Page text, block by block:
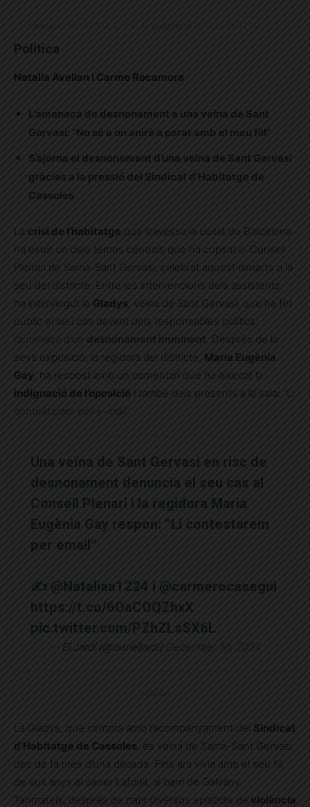
Política
Natalia Avellan i Carme Rocamora
L’amenaça de desnonament a una veïna de Sant
Gervasi: “No sé a on aniré a parar amb el meu fill”
S’ajorna el desnonament d’una veïna de Sant Gervasi
gràcies a la pressió del Sindicat d’Habitatge de
Cassoles
La crisi de l’habitatge que travessa la ciutat de Barcelona
ha estat un dels temes centrals que ha copsat el Consell
Plenari de Sarrià-Sant Gervasi, celebrat aquest dimarts a la
seu del districte. Entre les intervencions dels assistents,
ha intervingut la Gladys, veïna de Sant Gervasi, que ha fet
públic el seu cas davant dels responsables polítics:
l’amenaça d’un desnonament imminent. Després de la
seva exposició, la regidora del districte, Maria Eugènia
Gay, ha respost amb un comentari que ha aixecat la
indignació de l’oposició i també dels presents a la sala: “Li
contestarem per e-mail”
Una veïna de Sant Gervasi en risc de
desnonament denuncia el seu cas al
Consell Plenari i la regidora Maria
Eugènia Gay respon: “Li contestarem
per email”
✍️ @Nataliaa1224 i @carmerocasegui
https://t.co/6OaCOQZhxX
pic.twitter.com/PZhZLsSX6L
— El Jardí (@diarieljardi) December 10, 2024
La Gladys, que compta amb l’acompanyament del Sindicat
d’Habitatge de Cassoles , és veïna de Sarrià-Sant Gervasi
des de fa més d’una dècada. Fins ara vivia amb el seu fill
de vuit anys al carrer Laforja, al barri de Galvany.
Tanmateix, després de patir diversos episodis de violència